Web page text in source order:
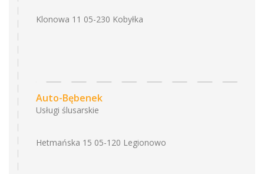
Klonowa 11 05-230 Kobyłka
Auto-Bębenek
Usługi ślusarskie
Hetmańska 15 05-120 Legionowo